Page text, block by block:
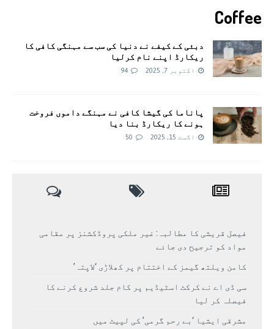
Coffee
دبئی کے کیفے نے دنیا کی سب سے مہنگی کافی کا
ریکارڈ اپنے نام کرلیا
اکتوبر 7, 2025 94
پاناما کی گیشا کافی نے مہنگے داموں فروخت
ہونے کا ریکارڈ بنا دیا
اگست 15, 2025 50
فیصل قریشی کا مطالبہ: غیر ملکی پروڈکشنز پر مقامی
مواد کو ترجیح دی جائے
کامن ویلتھ گیمز کے اختتام پر کھلاڑی ‘لاپتہ’
سی ڈی اے نے کرکٹ اسٹیڈیم پر کام جلد شروع کرنے کا
فیصلہ کر لیا
مشرقی ایشیا ‘بے رحم گرمی’ کی لپیٹ میں